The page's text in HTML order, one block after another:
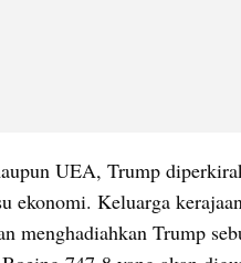
UEA, Trump
ekonomi. Keluarga
menghadiahkan Trump